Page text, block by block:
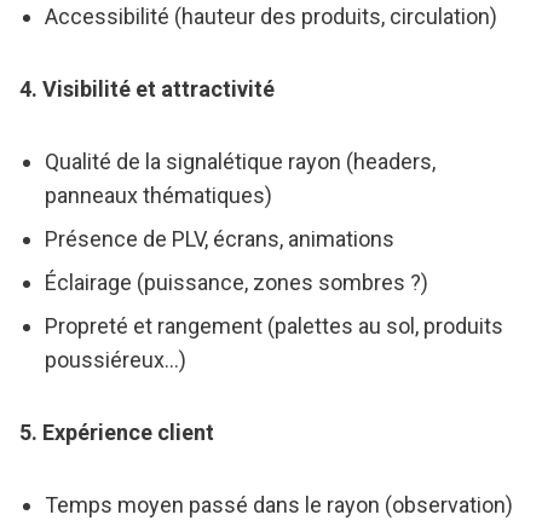
Accessibilité (hauteur des produits, circulation)
4. Visibilité et attractivité
Qualité de la signalétique rayon (headers,
panneaux thématiques)
Présence de PLV, écrans, animations
Éclairage (puissance, zones sombres ?)
Propreté et rangement (palettes au sol, produits
poussiéreux...)
5. Expérience client
Temps moyen passé dans le rayon (observation)